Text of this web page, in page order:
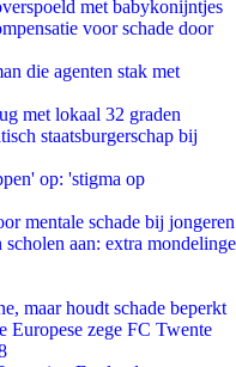
met babykonijntjes
voor schade door
die agenten stak met
met lokaal 32 graden
staatsburgerschap bij
op: 'stigma op
mentale schade bij jongeren
aan: extra mondelinge
maar houdt schade beperkt
Europese zege FC Twente